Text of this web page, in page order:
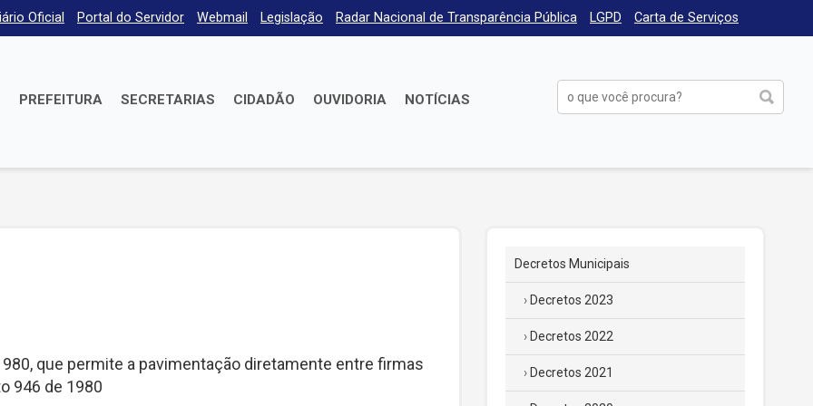
Oficial Portal do Servidor Webmail Legislação Radar Nacional de Transparência Pública LGPD Carta de Serviços
PREFEITURA SECRETARIAS CIDADÃO OUVIDORIA NOTÍCIAS
que permite a pavimentação diretamente entre firmas
946 de 1980
Decretos Municipais
Decretos 2023
Decretos 2022
Decretos 2021